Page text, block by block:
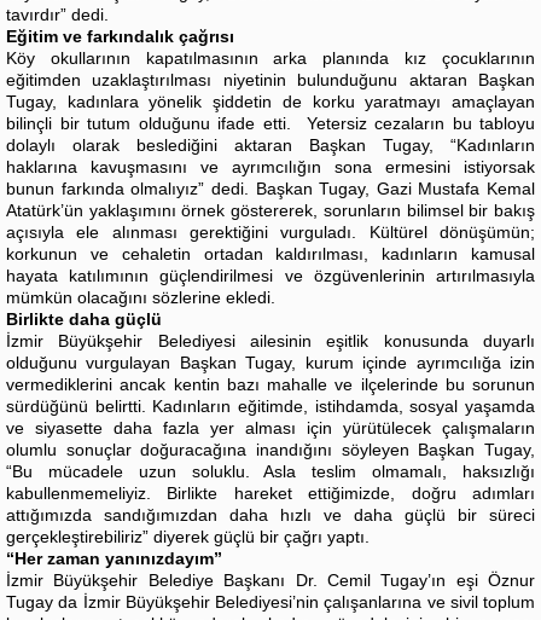
tavırdır” dedi.
Eğitim ve farkındalık çağrısı
Köy okullarının kapatılmasının arka planında kız çocuklarının
eğitimden uzaklaştırılması niyetinin bulunduğunu aktaran Başkan
Tugay, kadınlara yönelik şiddetin de korku yaratmayı amaçlayan
bilinçli bir tutum olduğunu ifade etti. Yetersiz cezaların bu tabloyu
dolaylı olarak beslediğini aktaran Başkan Tugay, “Kadınların
haklarına kavuşmasını ve ayrımcılığın sona ermesini istiyorsak
bunun farkında olmalıyız” dedi. Başkan Tugay, Gazi Mustafa Kemal
Atatürk’ün yaklaşımını örnek göstererek, sorunların bilimsel bir bakış
açısıyla ele alınması gerektiğini vurguladı. Kültürel dönüşümün;
korkunun ve cehaletin ortadan kaldırılması, kadınların kamusal
hayata katılımının güçlendirilmesi ve özgüvenlerinin artırılmasıyla
mümkün olacağını sözlerine ekledi.
Birlikte daha güçlü
İzmir Büyükşehir Belediyesi ailesinin eşitlik konusunda duyarlı
olduğunu vurgulayan Başkan Tugay, kurum içinde ayrımcılığa izin
vermediklerini ancak kentin bazı mahalle ve ilçelerinde bu sorunun
sürdüğünü belirtti. Kadınların eğitimde, istihdamda, sosyal yaşamda
ve siyasette daha fazla yer alması için yürütülecek çalışmaların
olumlu sonuçlar doğuracağına inandığını söyleyen Başkan Tugay,
“Bu mücadele uzun soluklu. Asla teslim olmamalı, haksızlığı
kabullenmemeliyiz. Birlikte hareket ettiğimizde, doğru adımları
attığımızda sandığımızdan daha hızlı ve daha güçlü bir süreci
gerçekleştirebiliriz” diyerek güçlü bir çağrı yaptı.
“Her zaman yanınızdayım”
İzmir Büyükşehir Belediye Başkanı Dr. Cemil Tugay’ın eşi Öznur
Tugay da İzmir Büyükşehir Belediyesi’nin çalışanlarına ve sivil toplum